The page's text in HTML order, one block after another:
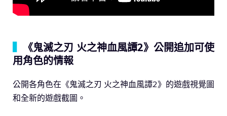
《鬼滅之刃 火之神血風譚2》公開追加可使
用角色的情報
公開各角色在《鬼滅之刃 火之神血風譚2》的遊戲視覺圖
和全新的遊戲截圖。